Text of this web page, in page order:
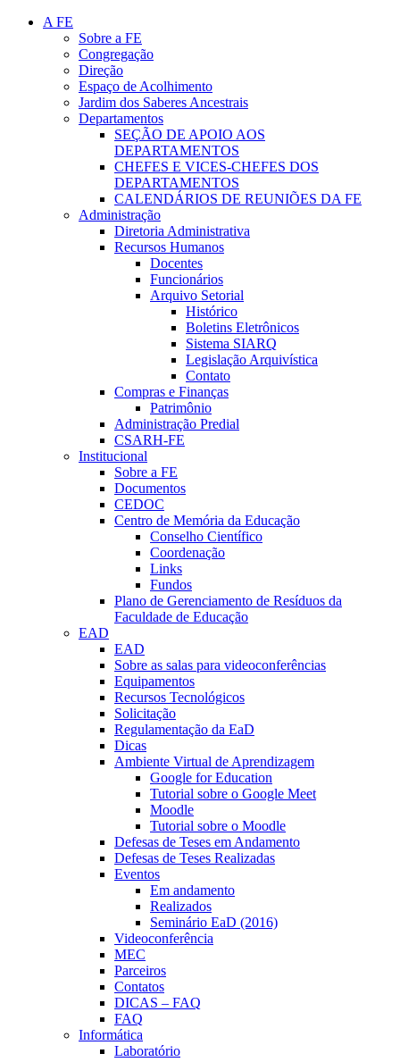
A FE
Sobre a FE
Congregação
Direção
Espaço de Acolhimento
Jardim dos Saberes Ancestrais
Departamentos
SEÇÃO DE APOIO AOS
DEPARTAMENTOS
CHEFES E VICES-CHEFES DOS
DEPARTAMENTOS
CALENDÁRIOS DE REUNIÕES DA FE
Administração
Diretoria Administrativa
Recursos Humanos
Docentes
Funcionários
Arquivo Setorial
Histórico
Boletins Eletrônicos
Sistema SIARQ
Legislação Arquivística
Contato
Compras e Finanças
Patrimônio
Administração Predial
CSARH-FE
Institucional
Sobre a FE
Documentos
CEDOC
Centro de Memória da Educação
Conselho Científico
Coordenação
Links
Fundos
Plano de Gerenciamento de Resíduos da
Faculdade de Educação
EAD
EAD
Sobre as salas para videoconferências
Equipamentos
Recursos Tecnológicos
Solicitação
Regulamentação da EaD
Dicas
Ambiente Virtual de Aprendizagem
Google for Education
Tutorial sobre o Google Meet
Moodle
Tutorial sobre o Moodle
Defesas de Teses em Andamento
Defesas de Teses Realizadas
Eventos
Em andamento
Realizados
Seminário EaD (2016)
Videoconferência
MEC
Parceiros
Contatos
DICAS – FAQ
FAQ
Informática
Laboratório